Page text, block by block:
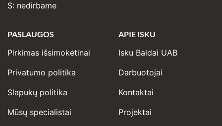
S: nedirbame
PASLAUGOS
Pirkimas išsimokėtinai
Privatumo politika
Slapukų politika
Mūsų specialistai
APIE ISKU
Isku Baldai UAB
Darbuotojai
Kontaktai
Projektai